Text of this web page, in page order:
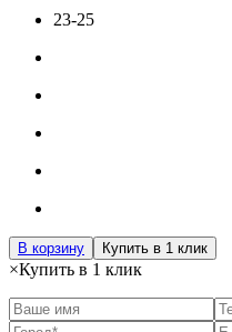
23-25
В корзину Купить в 1 клик
×Купить в 1 клик